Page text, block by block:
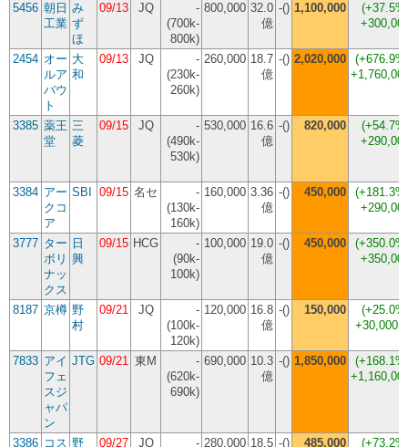
5456 朝日
工業
み
ず
ほ
09/13 JQ
-
(700k-
800k)
800,000 32.0
億
-() 1,100,000 (+37.5%
2454 オー
ルア
バウ
ト
大
和
09/13 JQ
-
(230k-
260k)
260,000 18.7
億
-() 2,020,000 (+676.9%
3385 薬王
堂
三
菱
09/15 JQ
-
(490k-
530k)
530,000 16.6
億
-() 820,000 (+54.7%
3384 アー
クコ
ア
SBI 09/15 名セ
-
(130k-
160k)
160,000 3.36
億
-() 450,000 (+181.3%
3777 ター
ボリ
ナッ
クス
日
興
09/15 HCG
-
(90k-
100k)
100,000 19.0
億
-() 450,000 (+350.0%
8187 京樽 野
村
09/21 JQ
-
(100k-
120k)
120,000 16.8
億
-() 150,000 (+25.0%
+30,000
7833 アイ
フェ
スジ
ャパ
ン
JTG 09/21 東M
-
(620k-
690k)
690,000 10.3
億
-() 1,850,000 (+168.1%
3386 コス 野
09/27 JQ
- 280,000 18.5 -() 485,000 (+73.2%